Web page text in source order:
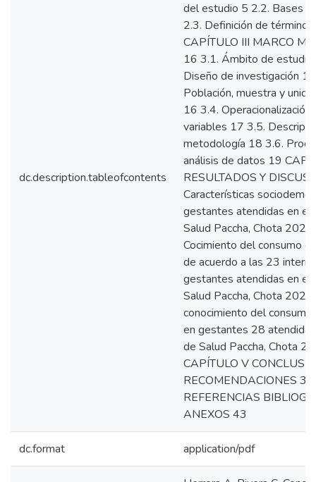
dc.description.tableofcontents
del estudio 5 2.2. Bases
2.3. Definición de
CAPÍTULO III MARCO
16 3.1. Ámbito de
Diseño de investigación
Población, muestra y
16 3.4. Operacionalización
variables 17 3.5.
metodología 18 3.6.
análisis de datos 19
RESULTADOS Y
Características
gestantes atendidas en el
Salud Paccha, Chota
Cocimiento del consumo
de acuerdo a las 23
gestantes atendidas en el
Salud Paccha, Chota
conocimiento del
en gestantes 28
de Salud Paccha, Chota
CAPÍTULO V
RECOMENDACIONES 34
REFERENCIAS
ANEXOS 43
dc.format application/pdf